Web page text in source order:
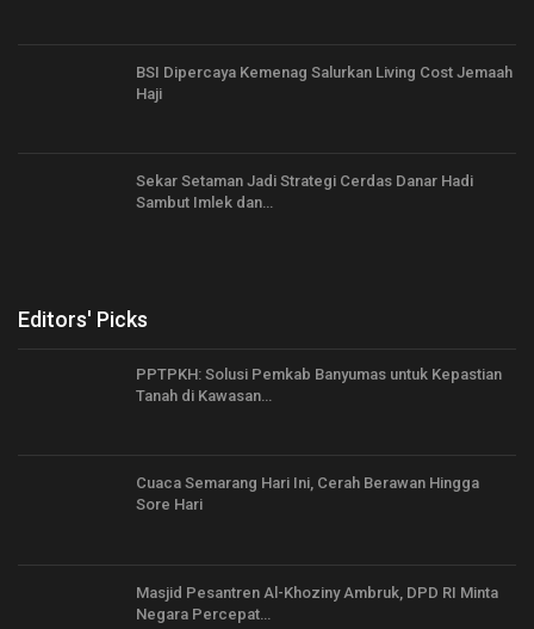
BSI Dipercaya Kemenag Salurkan Living Cost Jemaah
Haji
Sekar Setaman Jadi Strategi Cerdas Danar Hadi
Sambut Imlek dan…
Editors' Picks
PPTPKH: Solusi Pemkab Banyumas untuk Kepastian
Tanah di Kawasan…
Cuaca Semarang Hari Ini, Cerah Berawan Hingga
Sore Hari
Masjid Pesantren Al-Khoziny Ambruk, DPD RI Minta
Negara Percepat…